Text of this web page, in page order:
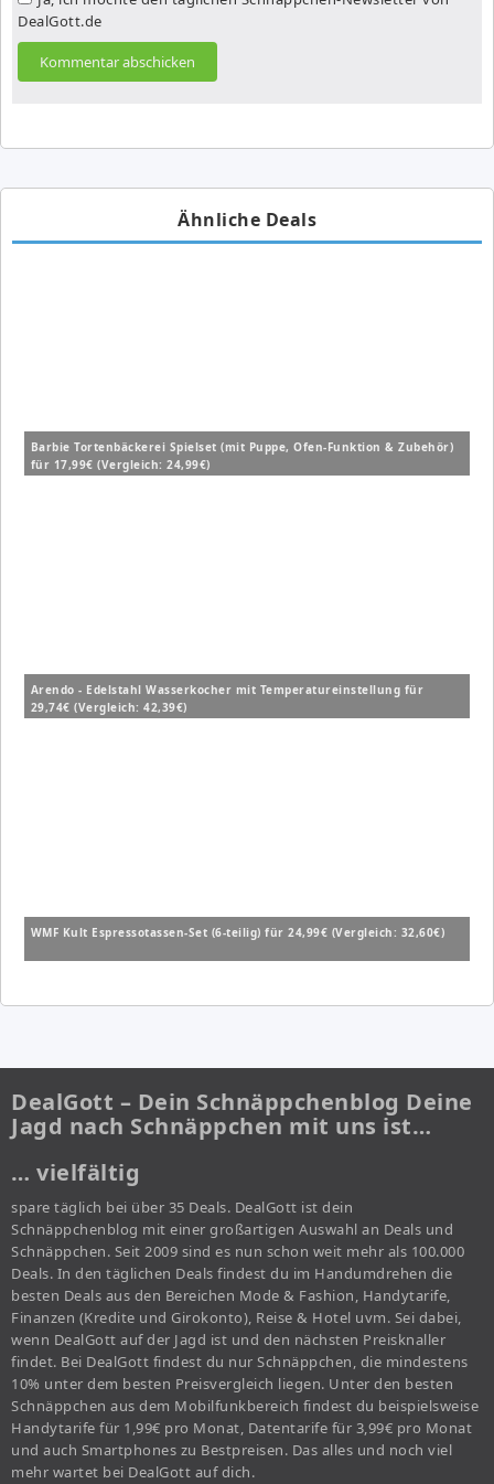
DealGott.de
Ähnliche Deals
Barbie Tortenbäckerei Spielset (mit Puppe, Ofen-Funktion & Zubehör)
für 17,99€ (Vergleich: 24,99€)
Arendo - Edelstahl Wasserkocher mit Temperatureinstellung für
29,74€ (Vergleich: 42,39€)
WMF Kult Espressotassen-Set (6-teilig) für 24,99€ (Vergleich: 32,60€)
DealGott – Dein Schnäppchenblog Deine
Jagd nach Schnäppchen mit uns ist…
… vielfältig
spare täglich bei über 35 Deals. DealGott ist dein
Schnäppchenblog mit einer großartigen Auswahl an Deals und
Schnäppchen. Seit 2009 sind es nun schon weit mehr als 100.000
Deals. In den täglichen Deals findest du im Handumdrehen die
besten Deals aus den Bereichen Mode & Fashion, Handytarife,
Finanzen (Kredite und Girokonto), Reise & Hotel uvm. Sei dabei,
wenn DealGott auf der Jagd ist und den nächsten Preisknaller
findet. Bei DealGott findest du nur Schnäppchen, die mindestens
10% unter dem besten Preisvergleich liegen. Unter den besten
Schnäppchen aus dem Mobilfunkbereich findest du beispielsweise
Handytarife für 1,99€ pro Monat, Datentarife für 3,99€ pro Monat
und auch Smartphones zu Bestpreisen. Das alles und noch viel
mehr wartet bei DealGott auf dich.